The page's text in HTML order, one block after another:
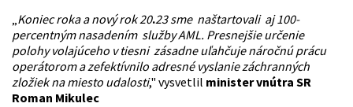
„Koniec roka a nový rok 20.23sme naštartovali aj 100-
percentným nasadením služby AML. Presnejšie určenie
polohy volajúceho v tiesni zásadne uľahčuje náročnú prácu
operátorom a zefektívnilo adresné vyslanie záchranných
zložiek na miesto udalosti," vysvetlil minister vnútra SR
Roman Mikulec